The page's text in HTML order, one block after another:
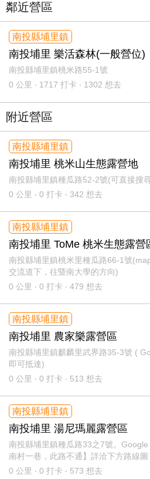
鄰近營區
南投縣埔里鎮
南投埔里 樂活森林(一般營位)
南投縣埔里鎮桃米路55-1號
0 公里 ‧ 1717 打卡 ‧ 1302 想去
附近營區
南投縣埔里鎮
南投埔里 桃米山生態露營地
南投縣埔里鎮種瓜路52-2號(可直接搜
0 公里 ‧ 0 打卡 ‧ 342 想去
南投縣埔里鎮
南投埔里 ToMe 桃米生態露營
南投縣埔里鎮桃米里種瓜路66-1號
交流道下，往暨南大學的方向)
0 公里 ‧ 0 打卡 ‧ 479 想去
南投縣埔里鎮
南投埔里 農家樂露營區
南投縣埔里鎮麒麟里武界路35-3號 (
即可抵達)
0 公里 ‧ 0 打卡 ‧ 513 想去
南投縣埔里鎮
南投埔里 湯尼瑪麗露營區
南投縣埔里鎮種瓜路33之7號。
南村一巷，此路不通】詳洽下方路線圖
0 公里 ‧ 0 打卡 ‧ 573 想去